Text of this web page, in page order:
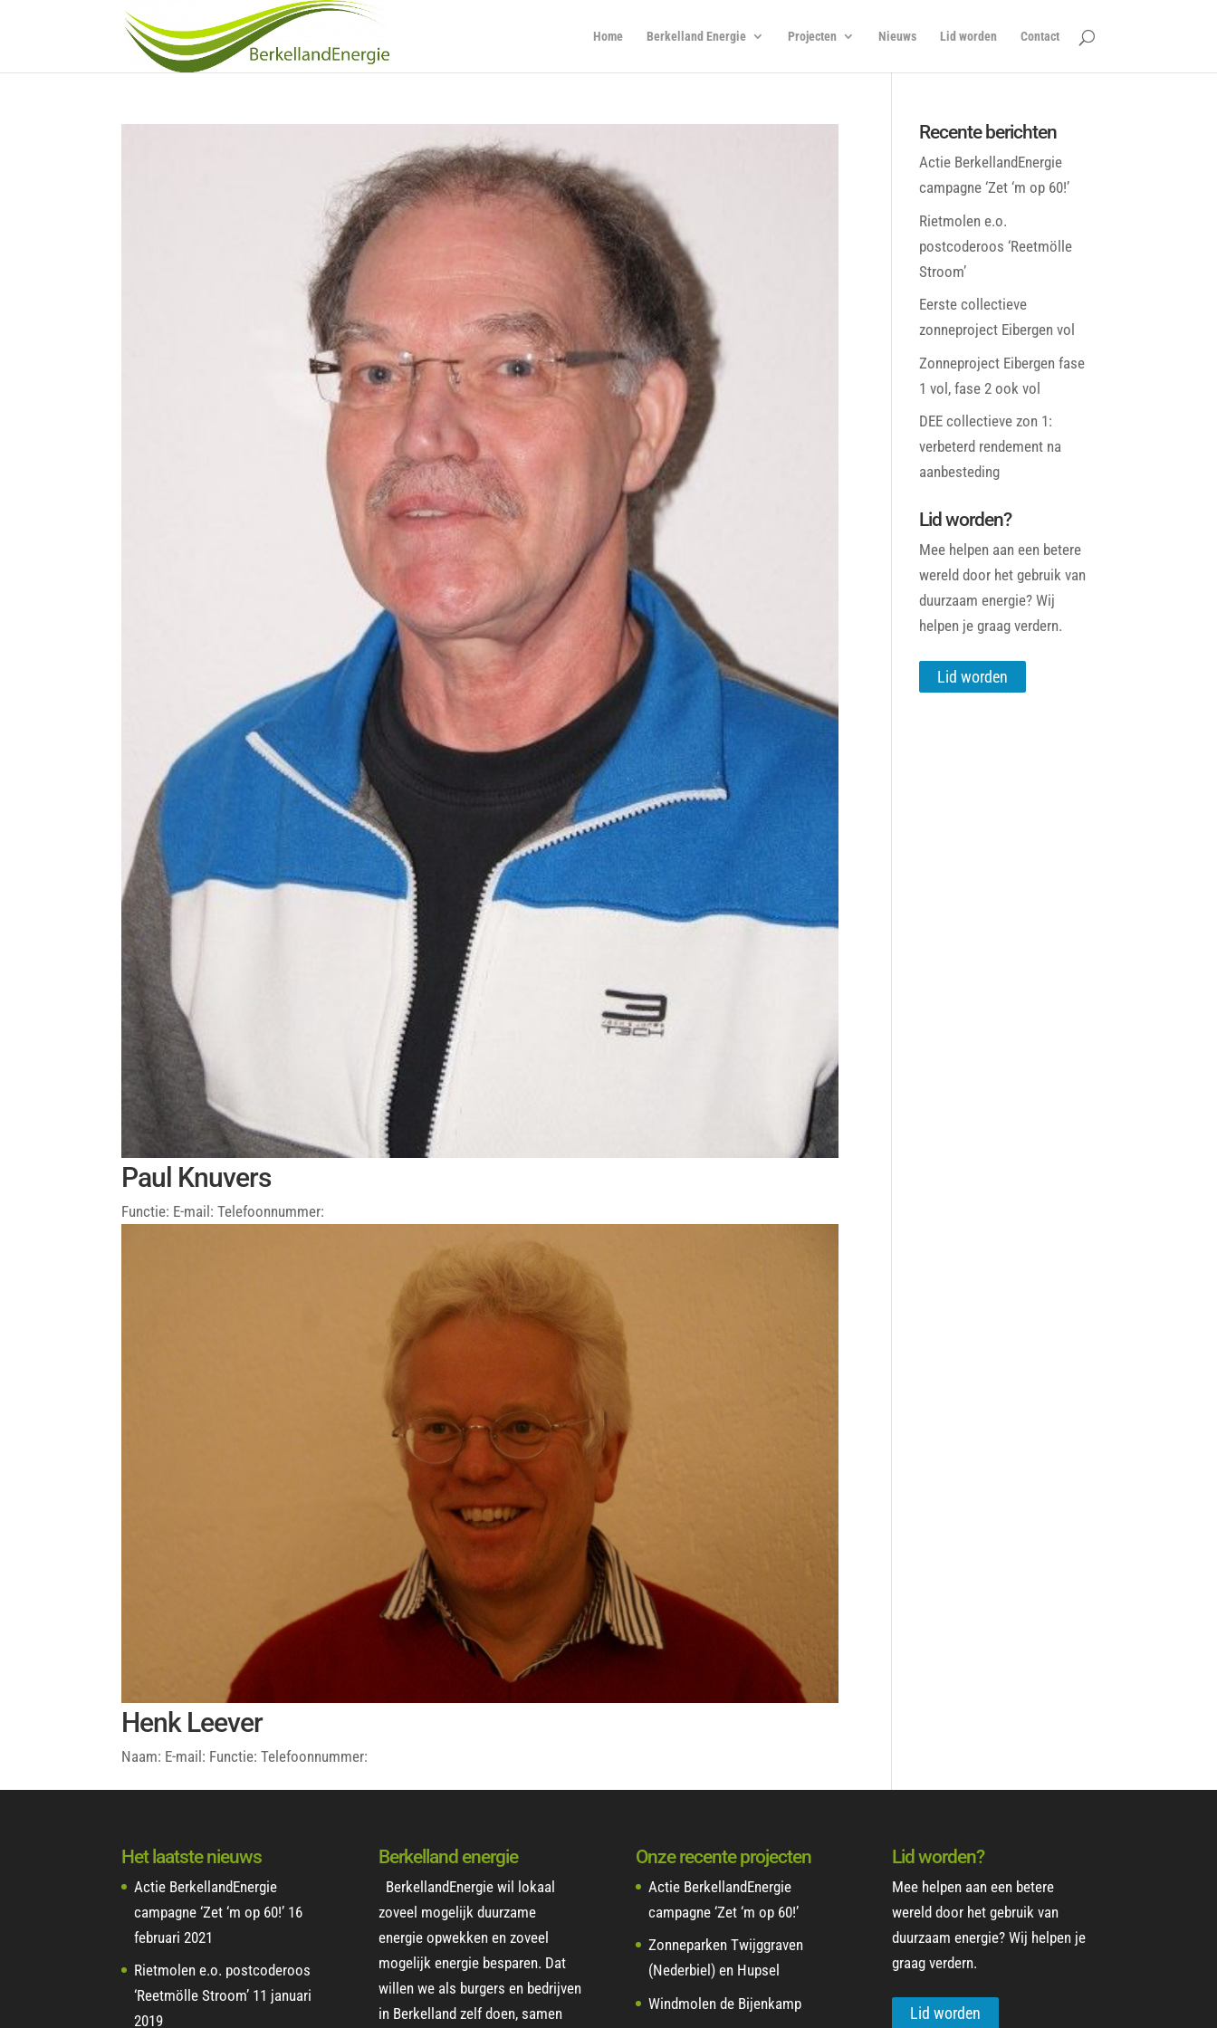
Home Berkelland Energie Projecten Nieuws Lid worden Contact
Paul Knuvers
Functie: E-mail: Telefoonnummer:
Henk Leever
Naam: E-mail: Functie: Telefoonnummer:
Recente berichten
Actie BerkellandEnergie
campagne ‘Zet ‘m op 60!’
Rietmolen e.o.
postcoderoos ‘Reetmölle
Stroom’
Eerste collectieve
zonneproject Eibergen vol
Zonneproject Eibergen fase
1 vol, fase 2 ook vol
DEE collectieve zon 1:
verbeterd rendement na
aanbesteding
Lid worden?
Mee helpen aan een betere
wereld door het gebruik van
duurzaam energie? Wij
helpen je graag verdern.
Lid worden
Het laatste nieuws
Actie BerkellandEnergie
campagne ‘Zet ‘m op 60!’ 16
februari 2021
Rietmolen e.o. postcoderoos
‘Reetmölle Stroom’ 11 januari
2019
Berkelland energie
BerkellandEnergie wil lokaal
zoveel mogelijk duurzame
energie opwekken en zoveel
mogelijk energie besparen. Dat
willen we als burgers en bedrijven
in Berkelland zelf doen, samen
Onze recente projecten
Actie BerkellandEnergie
campagne ‘Zet ‘m op 60!’
Zonneparken Twijggraven
(Nederbiel) en Hupsel
Windmolen de Bijenkamp
Lid worden?
Mee helpen aan een betere
wereld door het gebruik van
duurzaam energie? Wij helpen je
graag verdern.
Lid worden